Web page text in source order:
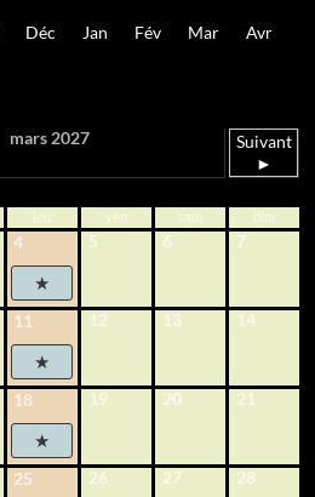
Déc Jan Fév Mar Avr
mars 2027
Suivant
►
jeu ven sam dim
4 5 6 7
11 12 13 14
18 19 20 21
25 26 27 28